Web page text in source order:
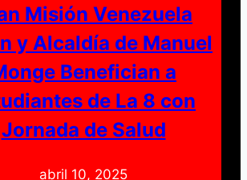
Independencia
Misión Venezuela
y Alcaldía de Manuel
Benefician a
de La 8 con
Jornada de Salud
abril 10, 2025